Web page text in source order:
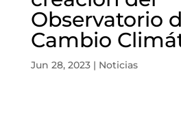
Observatorio
Cambio
Jun 28, 2023| Noticias